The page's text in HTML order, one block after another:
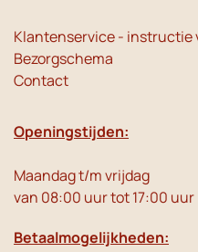
Klantenservice - instructie
Bezorgschema
Contact
Openingstijden:
Maandag t/m vrijdag
van 08:00 uur tot 17:00 uur
Betaalmogelijkheden: